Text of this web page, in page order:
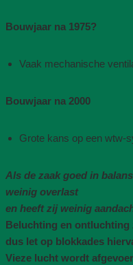
Bouwjaar na 1975​?
Vaak mechanische
Bouwjaar na 2000
Grote kans op een wtw-
Als de zaak goed in
weinig overlast
en heeft zij weinig
Beluchting en ontluchting
dus let op blokkades
Vieze lucht wordt